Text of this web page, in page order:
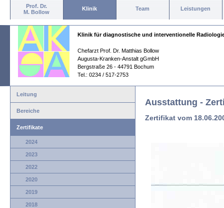
Prof. Dr.
M. Bollow
Klinik Team Leistungen
Klinik für diagnostische und interventionelle
Chefarzt Prof. Dr. Matthias Bollow
Augusta-Kranken-Anstalt gGmbH
Bergstraße 26 - 44791 Bochum
Tel.: 0234 / 517-2753
Leitung
Bereiche
Zertifikate
2024
2023
2022
2020
2019
2018
Ausstattung -
Zertifikat vom